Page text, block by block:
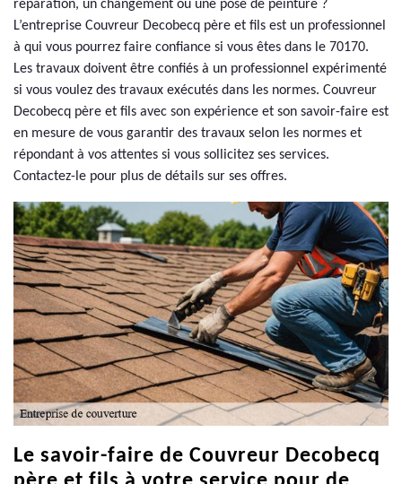
réparation, un changement ou une pose de peinture ?
L’entreprise Couvreur Decobecq père et fils est un professionnel
à qui vous pourrez faire confiance si vous êtes dans le 70170.
Les travaux doivent être confiés à un professionnel expérimenté
si vous voulez des travaux exécutés dans les normes. Couvreur
Decobecq père et fils avec son expérience et son savoir-faire est
en mesure de vous garantir des travaux selon les normes et
répondant à vos attentes si vous sollicitez ses services.
Contactez-le pour plus de détails sur ses offres.
Le savoir-faire de Couvreur Decobecq